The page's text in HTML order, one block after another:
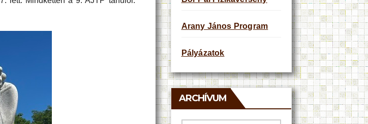
Arany János Program
Pályázatok
ARCHÍVUM